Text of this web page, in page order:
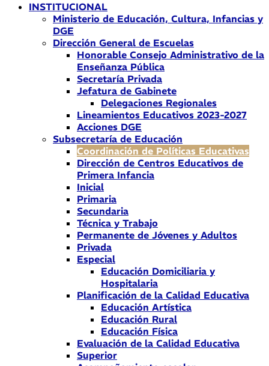
INSTITUCIONAL
Ministerio de Educación, Cultura, Infancias y
DGE
Dirección General de Escuelas
Honorable Consejo Administrativo de la
Enseñanza Pública
Secretaría Privada
Jefatura de Gabinete
Delegaciones Regionales
Lineamientos Educativos 2023-2027
Acciones DGE
Subsecretaría de Educación
Coordinación de Políticas Educativas
Dirección de Centros Educativos de
Primera Infancia
Inicial
Primaria
Secundaria
Técnica y Trabajo
Permanente de Jóvenes y Adultos
Privada
Especial
Educación Domiciliaria y
Hospitalaria
Planificación de la Calidad Educativa
Educación Artística
Educación Rural
Educación Física
Evaluación de la Calidad Educativa
Superior